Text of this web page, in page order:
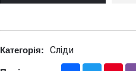
Категорія: Сліди
Facebook
Twitter